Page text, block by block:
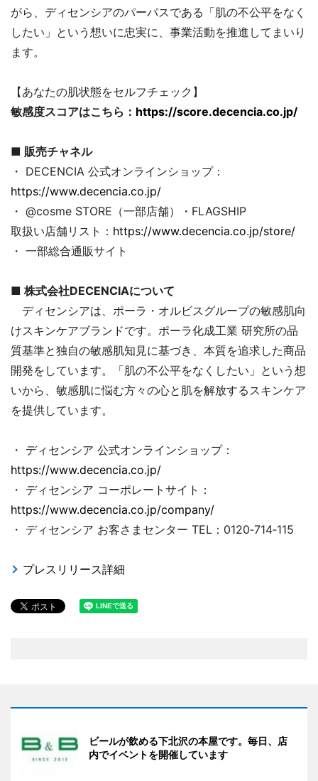
がら、ディセンシアのパーパスである「肌の不公平をなく
したい」という想いに忠実に、事業活動を推進してまいり
ます。
【あなたの肌状態をセルフチェック】
敏感度スコアはこちら： https://score.decencia.co.jp/
■ 販売チャネル
・ DECENCIA 公式オンラインショップ：
https://www.decencia.co.jp/
・ @cosme STORE（一部店舗）・FLAGSHIP
取扱い店舗リスト： https://www.decencia.co.jp/store/
・ 一部総合通販サイト
■ 株式会社DECENCIAについて
ディセンシアは、ポーラ・オルビスグループの敏感肌向
けスキンケアブランドです。ポーラ化成工業 研究所の品
質基準と独自の敏感肌知見に基づき、本質を追求した商品
開発をしています。「肌の不公平をなくしたい」という想
いから、敏感肌に悩む方々の心と肌を解放するスキンケア
を提供しています。
・ ディセンシア 公式オンラインショップ：
https://www.decencia.co.jp/
・ ディセンシア コーポレートサイト：
https://www.decencia.co.jp/company/
・ ディセンシア お客さまセンター TEL：0120‐714‐115
プレスリリース詳細
ビールが飲める下北沢の本屋です。毎日、店
内でイベントを開催しています